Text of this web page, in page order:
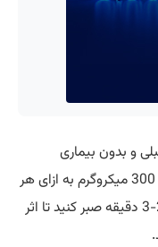
قبلی و بدون بیماری
سیستمیک در بیمارانی که ضعیف نیستند: 300 میکروگرم به ازای هر
کیلوگرم وزن بدن وریدی در 20-30 ثانیه، 2-3 دقیقه صبر کنید تا اثر